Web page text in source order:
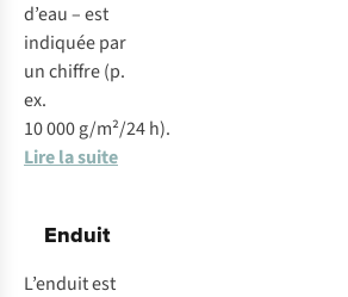
d’eau – est
indiquée par
un chiffre (p.
ex.
10 000 g/m²/24 h).
Lire la suite
Enduit
L’enduit est